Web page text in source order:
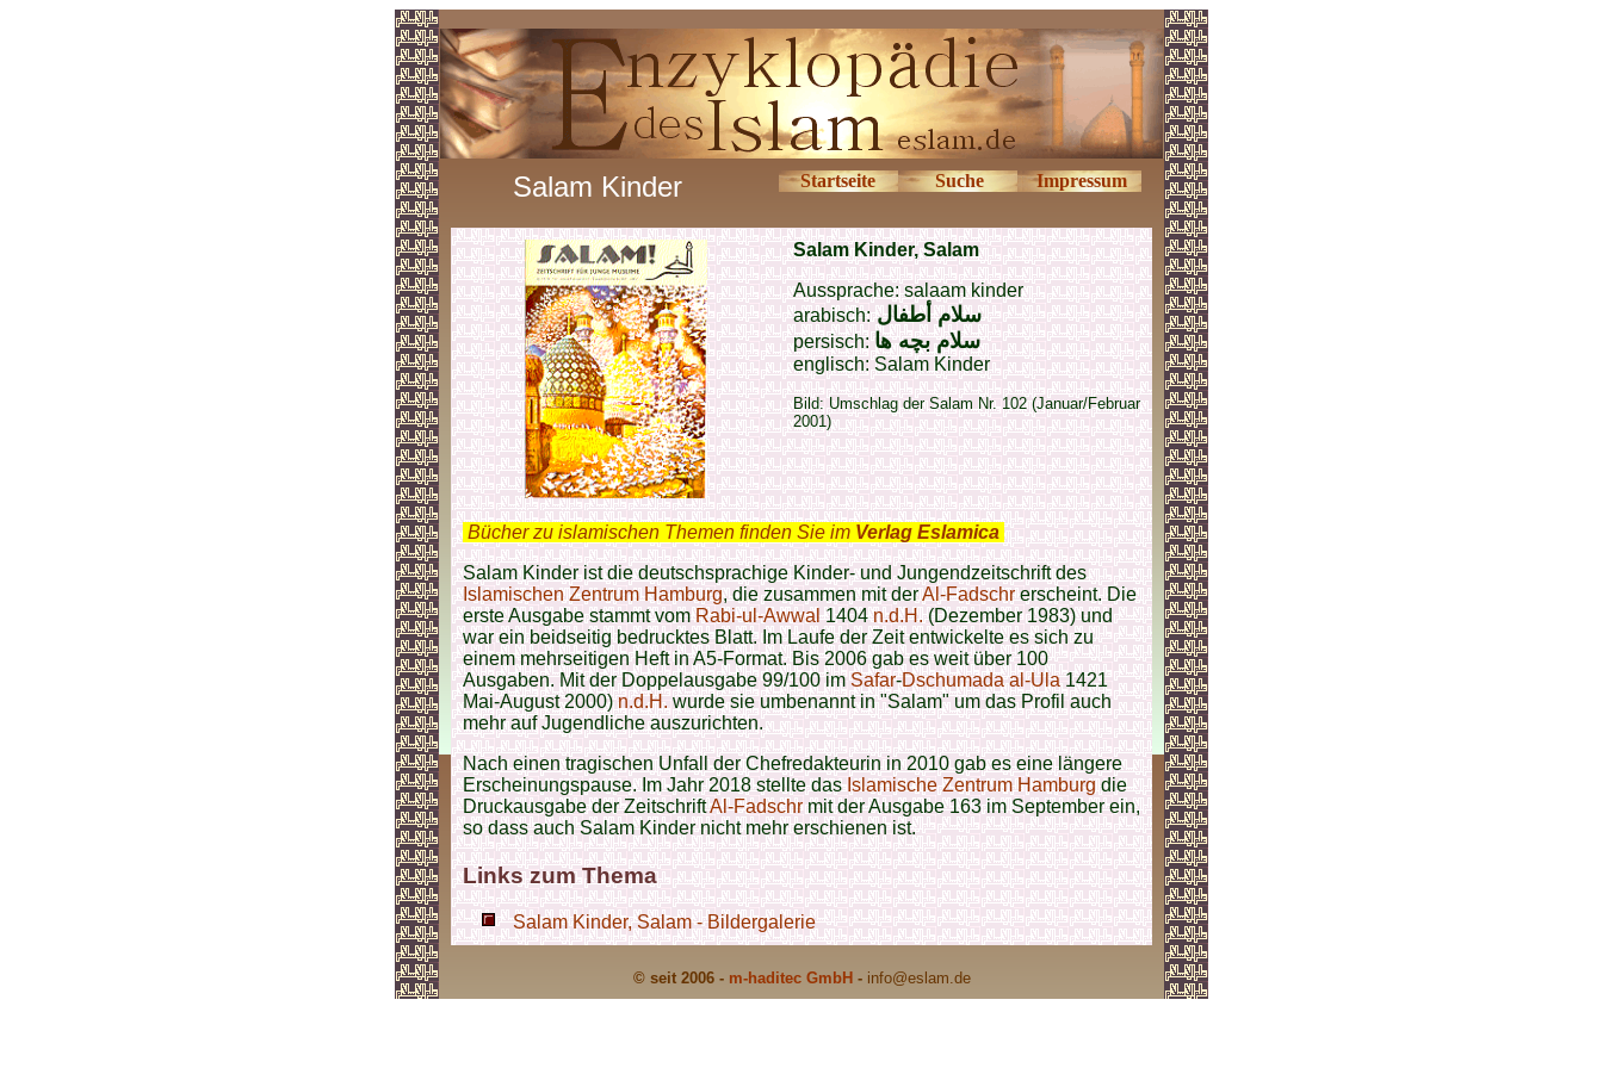
Salam Kinder Startseite Suche Impressum
Salam Kinder, Salam
Aussprache: salaam kinder
arabisch: سلام أطفال
persisch:سلام بچه ها
englisch: Salam Kinder
Bild: Umschlag der Salam Nr. 102 (Januar/Februar
2001)
Bücher zu islamischen Themen finden Sie im Verlag Eslamica
Salam Kinder ist die deutschsprachige Kinder- und Jungendzeitschrift des
Islamischen Zentrum Hamburg, die zusammen mit derAl-Fadschrerscheint. Die
erste Ausgabe stammt vomRabi-ul-Awwal1404n.d.H.(Dezember 1983) und
war ein beidseitig bedrucktes Blatt. Im Laufe der Zeit entwickelte es sich zu
einem mehrseitigen Heft in A5-Format. Bis 2006 gab es weit über 100
Ausgaben. Mit der Doppelausgabe 99/100 imSafar-Dschumadaal-Ula1421
Mai-August 2000)n.d.H.wurde sie umbenannt in "Salam" um das Profil auch
mehr auf Jugendliche auszurichten.
Nach einen tragischen Unfall der Chefredakteurin in 2010 gab es eine längere
Erscheinungspause. Im Jahr 2018 stellte dasIslamische Zentrum Hamburgdie
Druckausgabe der ZeitschriftAl-Fadschrmit der Ausgabe 163 im September ein,
so dass auch Salam Kinder nicht mehr erschienen ist.
Links zum Thema
Salam Kinder, Salam - Bildergalerie
© seit 2006 - m-haditec GmbH - info@eslam.de